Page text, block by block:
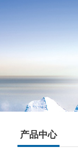
产品中心